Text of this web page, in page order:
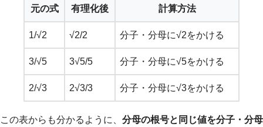
元の式 有理化後 計算方法
1/√2 √2/2 分子・分母に√2をかける
3/√5 3√5/5 分子・分母に√5をかける
2/√3 2√3/3 分子・分母に√3をかける
この表からも分かるように、 分母の根号と同じ値を分子・分母